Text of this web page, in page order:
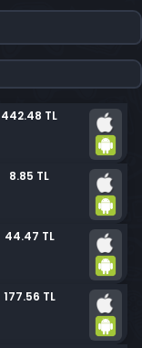
442.48 TL
8.85 TL
44.47 TL
177.56 TL